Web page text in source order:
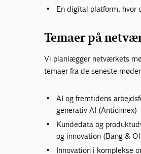
En digital platform, hvor
Temaer på
Vi planlægger netværkets
temaer fra de seneste
AI og fremtidens
generativ AI (Anticimex)
Kundedata og
og innovation (Bang &
Innovation i komplekse